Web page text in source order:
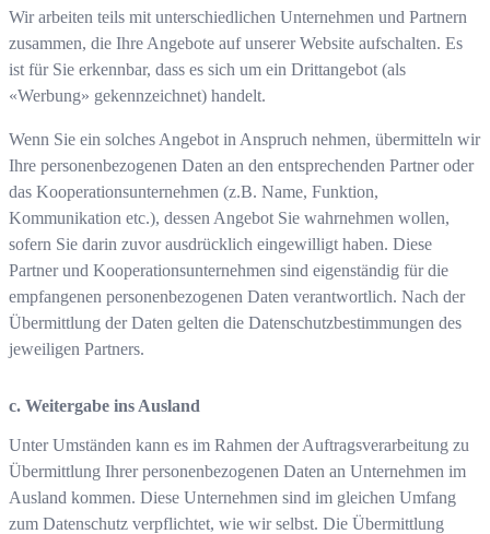
Wir arbeiten teils mit unterschiedlichen Unternehmen und Partnern
zusammen, die Ihre Angebote auf unserer Website aufschalten. Es
ist für Sie erkennbar, dass es sich um ein Drittangebot (als
«Werbung» gekennzeichnet) handelt.
Wenn Sie ein solches Angebot in Anspruch nehmen, übermitteln wir
Ihre personenbezogenen Daten an den entsprechenden Partner oder
das Kooperationsunternehmen (z.B. Name, Funktion,
Kommunikation etc.), dessen Angebot Sie wahrnehmen wollen,
sofern Sie darin zuvor ausdrücklich eingewilligt haben. Diese
Partner und Kooperationsunternehmen sind eigenständig für die
empfangenen personenbezogenen Daten verantwortlich. Nach der
Übermittlung der Daten gelten die Datenschutzbestimmungen des
jeweiligen Partners.
c. Weitergabe ins Ausland
Unter Umständen kann es im Rahmen der Auftragsverarbeitung zu
Übermittlung Ihrer personenbezogenen Daten an Unternehmen im
Ausland kommen. Diese Unternehmen sind im gleichen Umfang
zum Datenschutz verpflichtet, wie wir selbst. Die Übermittlung